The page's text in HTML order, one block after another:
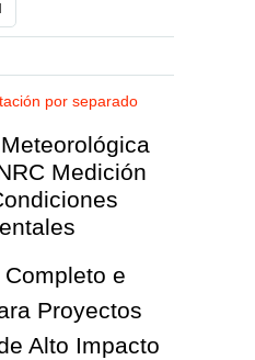
por separado
Medición
e
Proyectos
Alto Impacto